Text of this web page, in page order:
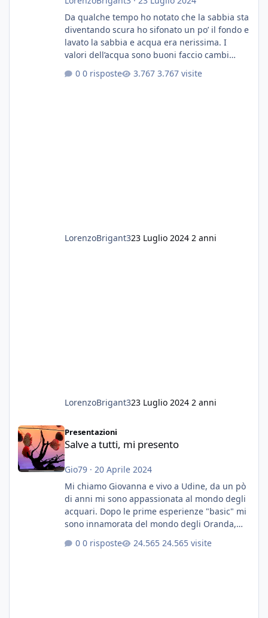
Da qualche tempo ho notato che la sabbia sta
diventando scura ho sifonato un po’ il fondo e
lavato la sabbia e acqua era nerissima. I
valori dell’acqua sono buoni faccio cambi
fertilizzato.le foglie delle piante sono
0 risposte 3.767 visite
LorenzoBrigant323 Luglio 2024 2 anni
LorenzoBrigant323 Luglio 2024 2 anni
Salve a tutti, mi presento
Presentazioni
Salve a tutti, mi presento
Gio79· 20 Aprile 2024
Mi chiamo Giovanna e vivo a Udine, da un pò
di anni mi sono appassionata al mondo degli
acquari. Dopo le prime esperienze "basic" mi
sono innamorata del mondo degli Oranda,
E' stata una bella scuola per quanto riguarda
0 risposte 24.565 visite